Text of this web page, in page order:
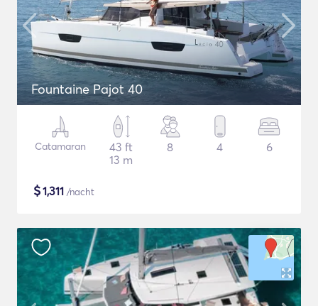
Fountaine Pajot 40
Catamaran
43 ft
13 m
8 4 6
$1,311 /nacht